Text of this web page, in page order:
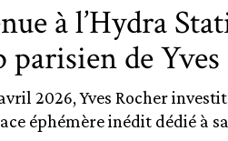
à l’Hydra
parisien de
avril 2026, Yves Rocher
éphémère inédit dédié à